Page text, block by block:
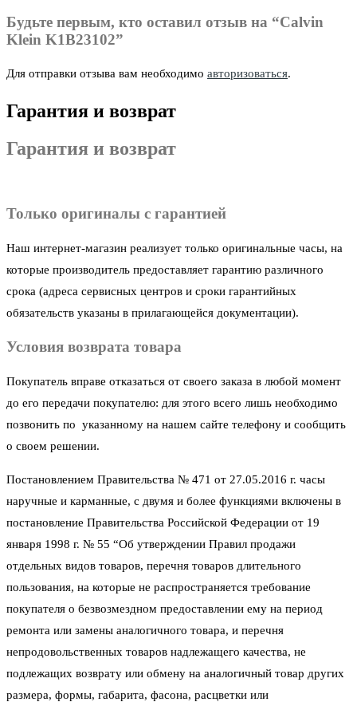
Будьте первым, кто оставил отзыв на “Calvin
Klein K1B23102”
Для отправки отзыва вам необходимо авторизоваться.
Гарантия и возврат
Гарантия и возврат
Только оригиналы с гарантией
Наш интернет-магазин реализует только оригинальные часы, на
которые производитель предоставляет гарантию различного
срока (адреса сервисных центров и сроки гарантийных
обязательств указаны в прилагающейся документации).
Условия возврата товара
Покупатель вправе отказаться от своего заказа в любой момент
до его передачи покупателю: для этого всего лишь необходимо
позвонить по указанному на нашем сайте телефону и сообщить
о своем решении.
Постановлением Правительства № 471 от 27.05.2016 г. часы
наручные и карманные, с двумя и более функциями включены в
постановление Правительства Российской Федерации от 19
января 1998 г. № 55 “Об утверждении Правил продажи
отдельных видов товаров, перечня товаров длительного
пользования, на которые не распространяется требование
покупателя о безвозмездном предоставлении ему на период
ремонта или замены аналогичного товара, и перечня
непродовольственных товаров надлежащего качества, не
подлежащих возврату или обмену на аналогичный товар других
размера, формы, габарита, фасона, расцветки или